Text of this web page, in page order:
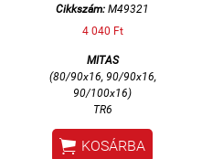
Cikkszám: M49321
4 040 Ft
MITAS
(80/90x16, 90/90x16,
90/100x16)
TR6
 KOSÁRBA